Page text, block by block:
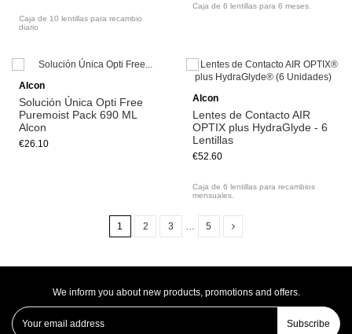
Caja de 10 lentillas para recambio
diario
Caja de 6 lentillas para 6 meses.
Add to cart
Alcon
Solución Única Opti Free
Puremoist Pack 690 ML
Alcon
€26.10
Alcon
Lentes de Contacto AIR
OPTIX plus HydraGlyde - 6
Lentillas
€52.60
Caja de 6 lentillas para recambios
mensuales.
1 2 3 … 5
We inform you about new products, promotions and offers.
Subscribe